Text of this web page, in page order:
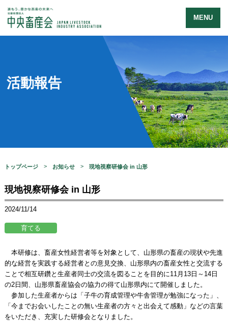
MENU
活動報告
トップページ お知らせ 現地視察研修会 in 山形
現地視察研修会 in 山形
2024/11/14
本研修は、畜産女性経営者等を対象として、山形県の畜産の現状や先進
的な経営を実践する経営者との意見交換、山形県内の畜産女性と交流する
ことで相互研鑽と生産者同士の交流を図ることを目的に11月13日～14日
の2日間、山形県畜産協会の協力の得て山形県内にて開催しました。
参加した生産者からは「子牛の育成管理や牛舎管理が勉強になった」、
「今までお会いしたことの無い生産者の方々と出会えて感動」などの言葉
をいただき、充実した研修会となりました。